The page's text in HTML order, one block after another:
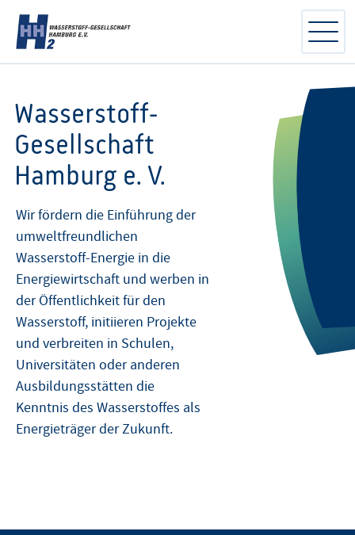
Wasserstoff-
Gesellschaft
Hamburg e. V.
Wir fördern die Einführung der
umweltfreundlichen
Wasserstoff-Energie in die
Energiewirtschaft und werben in
der Öffentlichkeit für den
Wasserstoff, initiieren Projekte
und verbreiten in Schulen,
Universitäten oder anderen
Ausbildungsstätten die
Kenntnis des Wasserstoffes als
Energieträger der Zukunft.